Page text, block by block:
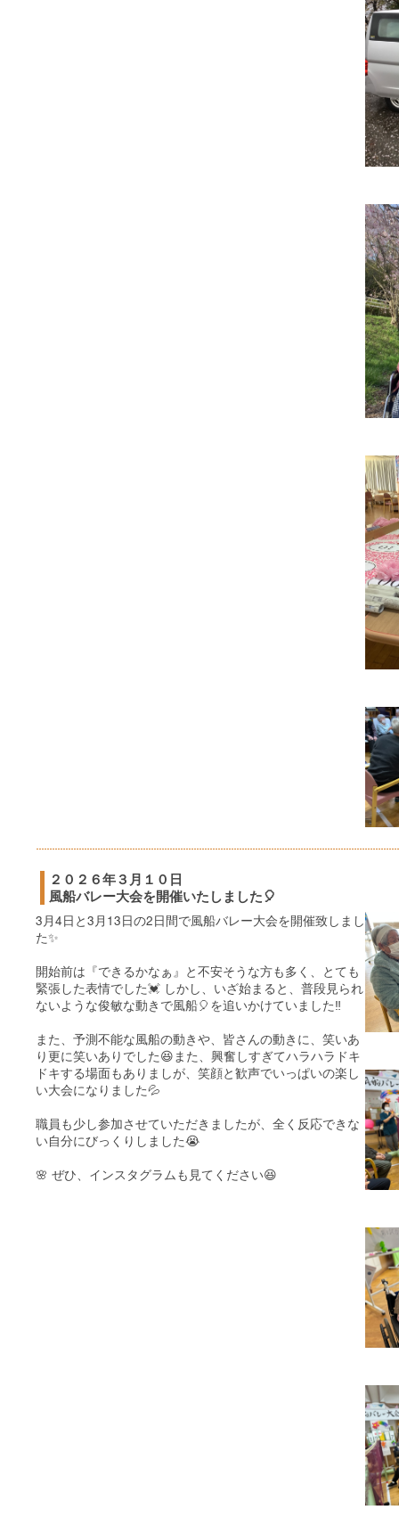
２０２６年３月１０日
風船バレー大会を開催いたしました🎈
3月4日と3月13日の2日間で風船バレー大会を開催致しまし
た✨
開始前は『できるかなぁ』と不安そうな方も多く、とても
緊張した表情でした💓 しかし、いざ始まると、普段見られ
ないような俊敏な動きで風船🎈を追いかけていました‼️
また、予測不能な風船の動きや、皆さんの動きに、笑いあ
り更に笑いありでした😆また、興奮しすぎてハラハラドキ
ドキする場面もありましが、笑顔と歓声でいっぱいの楽し
い大会になりました💦
職員も少し参加させていただきましたが、全く反応できな
い自分にびっくりしました😭
🌸 ぜひ、インスタグラムも見てください😆